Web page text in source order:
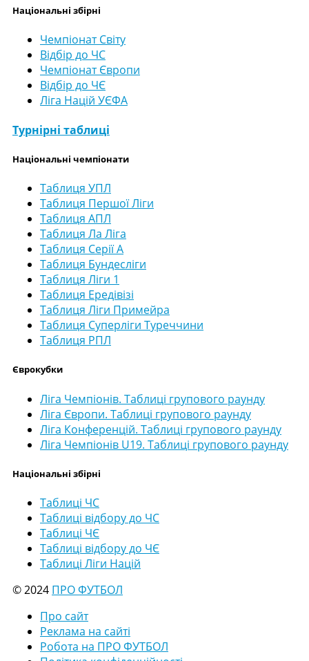
Національні збірні
Чемпіонат Світу
Відбір до ЧС
Чемпіонат Європи
Відбір до ЧЄ
Ліга Націй УЄФА
Турнірні таблиці
Національні чемпіонати
Таблиця УПЛ
Таблиця Першої Ліги
Таблиця АПЛ
Таблиця Ла Ліга
Таблиця Серії А
Таблиця Бундесліги
Таблиця Ліги 1
Таблиця Ередівізі
Таблиця Ліги Примейра
Таблиця Суперліги Туреччини
Таблиця РПЛ
Єврокубки
Ліга Чемпіонів. Таблиці групового раунду
Ліга Європи. Таблиці групового раунду
Ліга Конференцій. Таблиці групового раунду
Ліга Чемпіонів U19. Таблиці групового раунду
Національні збірні
Таблиці ЧС
Таблиці відбору до ЧС
Таблиці ЧЄ
Таблиці відбору до ЧЄ
Таблиці Ліги Націй
© 2024 ПРО ФУТБОЛ
Про сайт
Реклама на сайті
Робота на ПРО ФУТБОЛ